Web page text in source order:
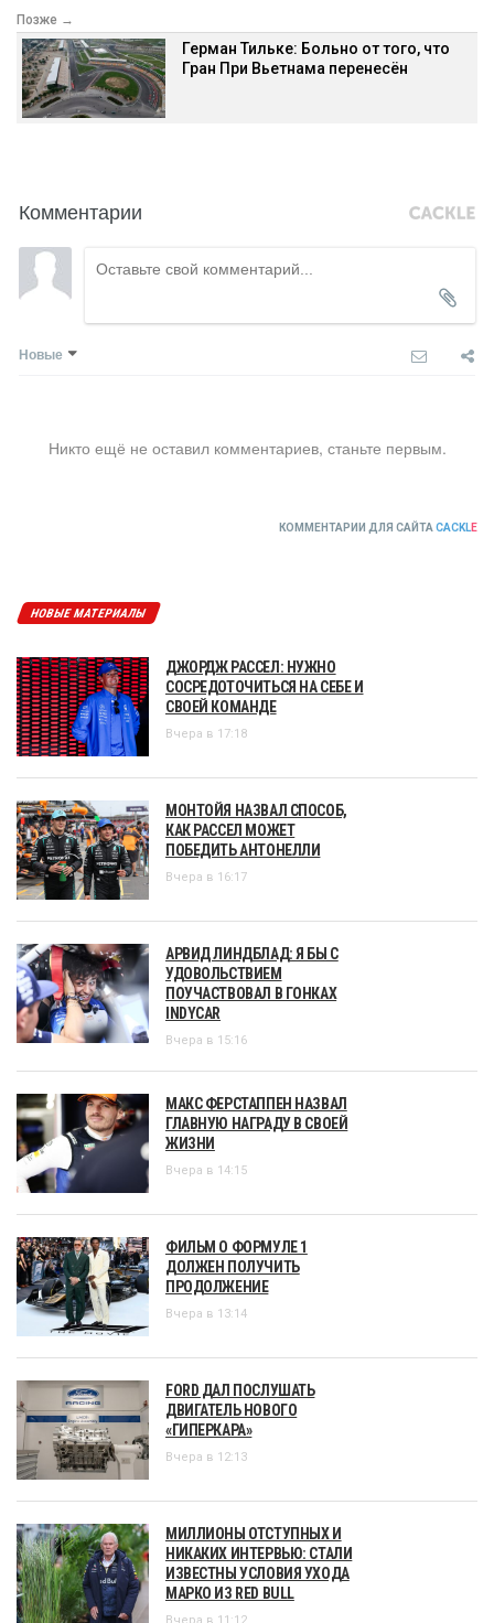
Позже →
Герман Тильке: Больно от того, что
Гран При Вьетнама перенесён
Комментарии
Новые
Никто ещё не оставил комментариев, станьте первым.
КОММЕНТАРИИ ДЛЯ САЙТА CACKLE
НОВЫЕ МАТЕРИАЛЫ
ДЖОРДЖ РАССЕЛ: НУЖНО
СОСРЕДОТОЧИТЬСЯ НА СЕБЕ И
СВОЕЙ КОМАНДЕ
Вчера в 17:18
МОНТОЙЯ НАЗВАЛ СПОСОБ,
КАК РАССЕЛ МОЖЕТ
ПОБЕДИТЬ АНТОНЕЛЛИ
Вчера в 16:17
АРВИД ЛИНДБЛАД: Я БЫ С
УДОВОЛЬСТВИЕМ
ПОУЧАСТВОВАЛ В ГОНКАХ
INDYCAR
Вчера в 15:16
МАКС ФЕРСТАППЕН НАЗВАЛ
ГЛАВНУЮ НАГРАДУ В СВОЕЙ
ЖИЗНИ
Вчера в 14:15
ФИЛЬМ О ФОРМУЛЕ 1
ДОЛЖЕН ПОЛУЧИТЬ
ПРОДОЛЖЕНИЕ
Вчера в 13:14
FORD ДАЛ ПОСЛУШАТЬ
ДВИГАТЕЛЬ НОВОГО
«ГИПЕРКАРА»
Вчера в 12:13
МИЛЛИОНЫ ОТСТУПНЫХ И
НИКАКИХ ИНТЕРВЬЮ: СТАЛИ
ИЗВЕСТНЫ УСЛОВИЯ УХОДА
МАРКО ИЗ RED BULL